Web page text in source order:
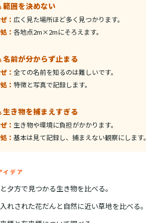
囲を決めない
： 広く見た場所ほど多く見つかります。
： 各地点2m×2mにそろえます。
前が分からず止まる
： 全ての名前を知るのは難しいです。
： 特徴と写真で記録します。
き物を捕まえすぎる
： 生き物や環境に負担がかかります。
： 基本は見て記録し、捕まえない観察にします。
イデア
夕方で見つかる生き物を比べる。
れされた花だんと自然に近い草地を比べる。